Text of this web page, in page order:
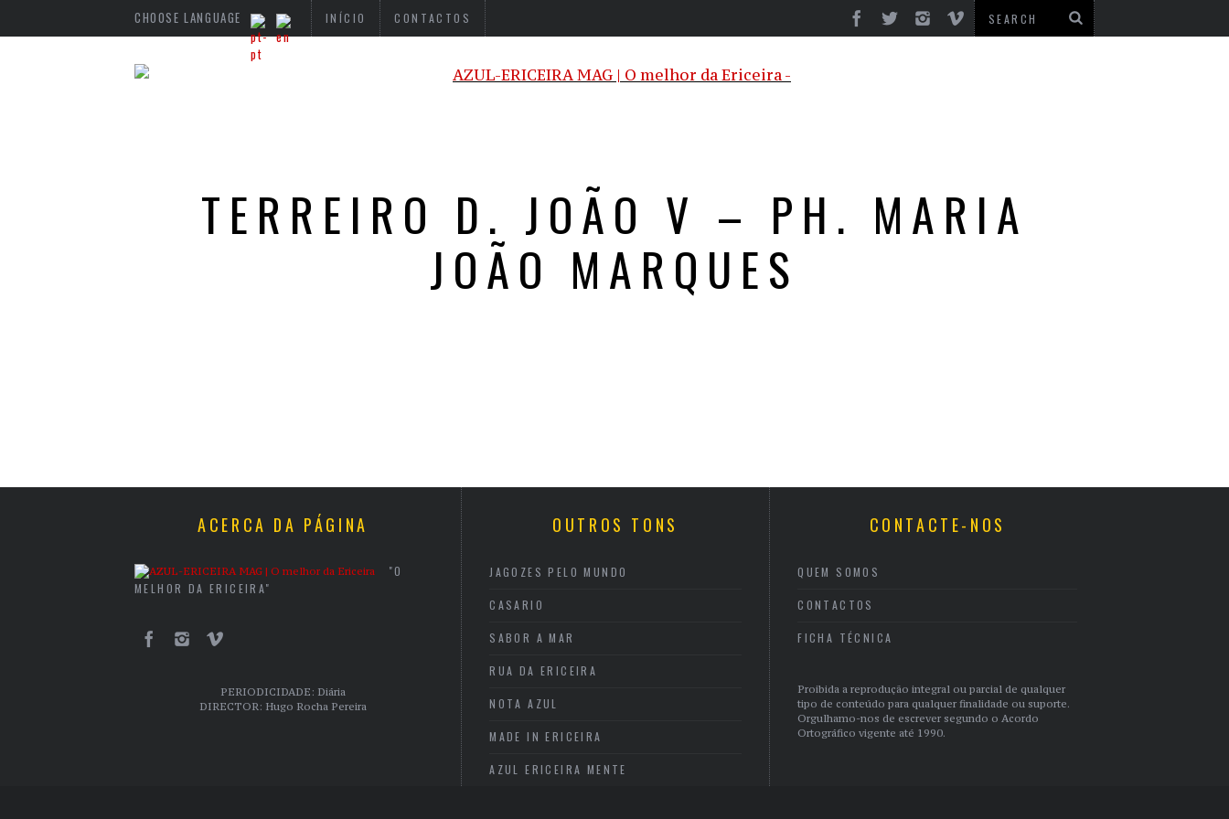
CHOOSE LANGUAGE INÍCIO CONTACTOS
TERREIRO D. JOÃO V – PH. MARIA
JOÃO MARQUES
ACERCA DA PÁGINA
"O
MELHOR DA ERICEIRA"
PERIODICIDADE: Diária
DIRECTOR: Hugo Rocha Pereira
OUTROS TONS
JAGOZES PELO MUNDO
CASARIO
SABOR A MAR
RUA DA ERICEIRA
NOTA AZUL
MADE IN ERICEIRA
AZUL ERICEIRA MENTE
CONTACTE-NOS
QUEM SOMOS
CONTACTOS
FICHA TÉCNICA
Proibida a reprodução integral ou parcial de qualquer
tipo de conteúdo para qualquer finalidade ou suporte.
Orgulhamo-nos de escrever segundo o Acordo
Ortográfico vigente até 1990.